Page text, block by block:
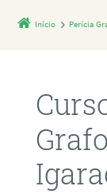
Início Perícia